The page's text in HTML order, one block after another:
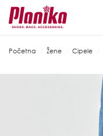
Početna Žene Cipele